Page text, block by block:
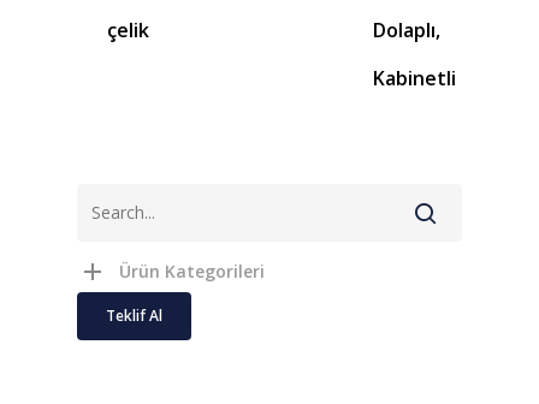
çelik
Dolaplı,
Kabinetli
Ürün Kategorileri
Teklif Al